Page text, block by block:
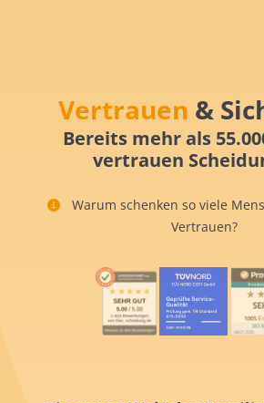
Vertrauen &
Bereits mehr als
vertrauen
Warum schenken so viele
Vertrauen?